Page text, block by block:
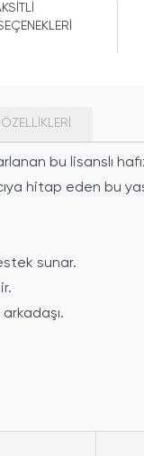
bu lisanslı
hitap eden bu
sunar.